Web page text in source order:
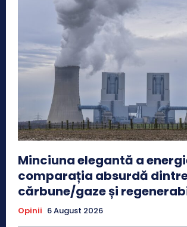
Minciuna elegantă a
comparația absurdă
cărbune/gaze și
Opinii 6 August 2026